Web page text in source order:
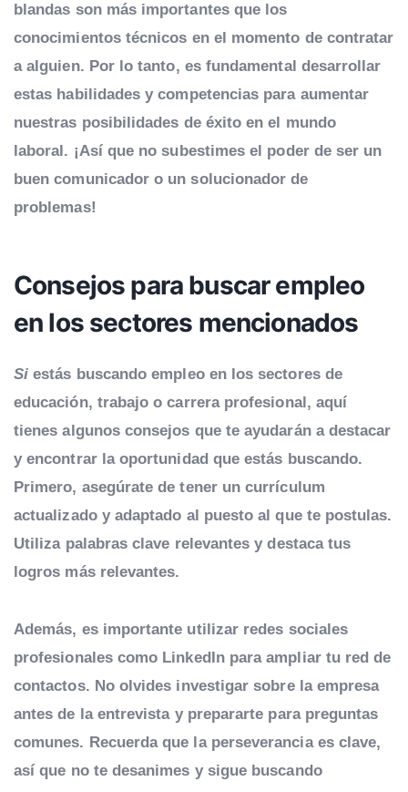
blandas son más importantes que los
conocimientos técnicos en el momento de contratar
a alguien. Por lo tanto, es fundamental desarrollar
estas habilidades y competencias para aumentar
nuestras posibilidades de éxito en el mundo
laboral. ¡Así que no subestimes el poder de ser un
buen comunicador o un solucionador de
problemas!
Consejos para buscar empleo
en los sectores mencionados
Si estás buscando empleo en los sectores de
educación, trabajo o carrera profesional, aquí
tienes algunos consejos que te ayudarán a destacar
y encontrar la oportunidad que estás buscando.
Primero, asegúrate de tener un currículum
actualizado y adaptado al puesto al que te postulas.
Utiliza palabras clave relevantes y destaca tus
logros más relevantes.
Además, es importante utilizar redes sociales
profesionales como LinkedIn para ampliar tu red de
contactos. No olvides investigar sobre la empresa
antes de la entrevista y prepararte para preguntas
comunes. Recuerda que la perseverancia es clave,
así que no te desanimes y sigue buscando